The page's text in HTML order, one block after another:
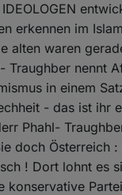
erkennen im
alten waren
Traughber nennt
in einem
- das ist ihr
Phahl-
doch Österreich
! Dort lohnt es
konservative